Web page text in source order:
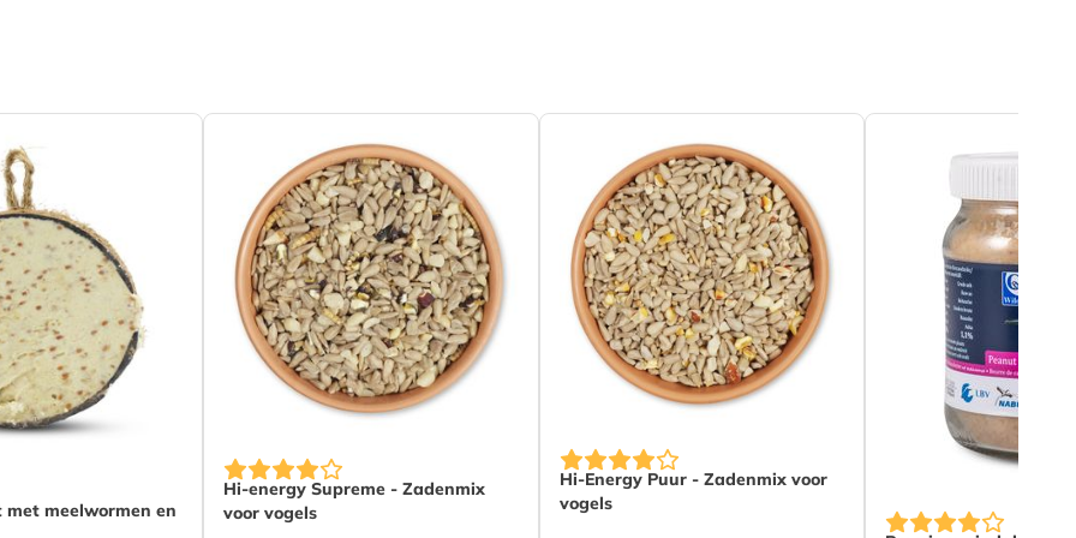
Speciaal voederhuis,
Merel, Zwarte mees, Kuifmees,
Roodborst, Koolmees
met meelwormen en
Hi-energy Supreme - Zadenmix
voor vogels
De prijs is afhankelijk van de gekozen opties op de productpagina
Hi-Energy Puur - Zadenmix voor
vogels
De prijs is afhankelijk van de gekozen opties op de